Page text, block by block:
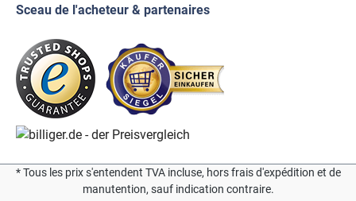
Sceau de l'acheteur & partenaires
* Tous les prix s'entendent TVA incluse, hors frais d'expédition et de
manutention, sauf indication contraire.